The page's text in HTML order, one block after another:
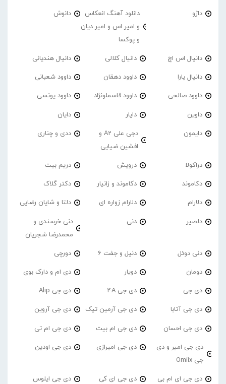
داژو
دانلود آهنگ انعکاس
و امیر اس و امیر دیان
و پوکسا
دانوش
دانیال اس اچ دانیال کلالی دانیال هندیانی
دانیال یارا داوود دهقان داوود شعبانی
داوود صالحی داوود قاسملونژاد داوود یونسی
داوین دایار دایان
دایمون
دجی علی A2 و
افشین ضیایی
ددی و چناری
دراکولا درویش دریم بیت
دکاموند دکاموند و زانیار دکتر گلاک
دلارام دلارام زواره ای دلتا و شایان رضایی
دلصیر دنی
دنی خرسندی و
محمدرضا شجریان
دنی دوئل دنیل و جفت 6 دورچی
دومان دویار دی ام و دارک بوی
دی جی دی جی 4A دی جی Alip
دی جی آتابا دی جی آرمین تیک دی جی آروین
دی جی احسان دی جی ام بیت دی جی ام تی
دی جی امیر و دی
جی Omiix
دی جی امیرازی دی جی اودین
دی جی ای ام بی دی جی ای کی دی جی ایلوس